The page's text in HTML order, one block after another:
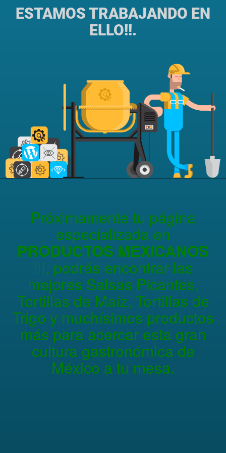
ESTAMOS TRABAJANDO EN
ELLO!!.
Próximamente tu página
especializada en
PRODUCTOS MEXICANOS
!!!, podrás encontrar las
mejores Salsas Picantes,
Tortillas de Maíz, Tortillas de
Trigo y muchísimos productos
más para acercar esta gran
cultura gastronómica de
México a tu mesa.